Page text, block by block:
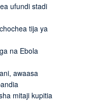
ufundi stadi
tija ya
na Ebola
awaasa
mitaji kupitia